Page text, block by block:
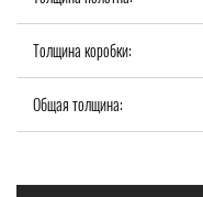
Толщина коробки:
Общая толщина: